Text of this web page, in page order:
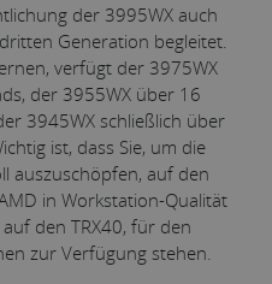
der 3995WX auch
Generation begleitet.
verfügt der 3975WX
der 3955WX über 16
3945WX schließlich über
ist, dass Sie, um die
auszuschöpfen, auf den
in Workstation-Qualität
den TRX40, für den
zur Verfügung stehen.